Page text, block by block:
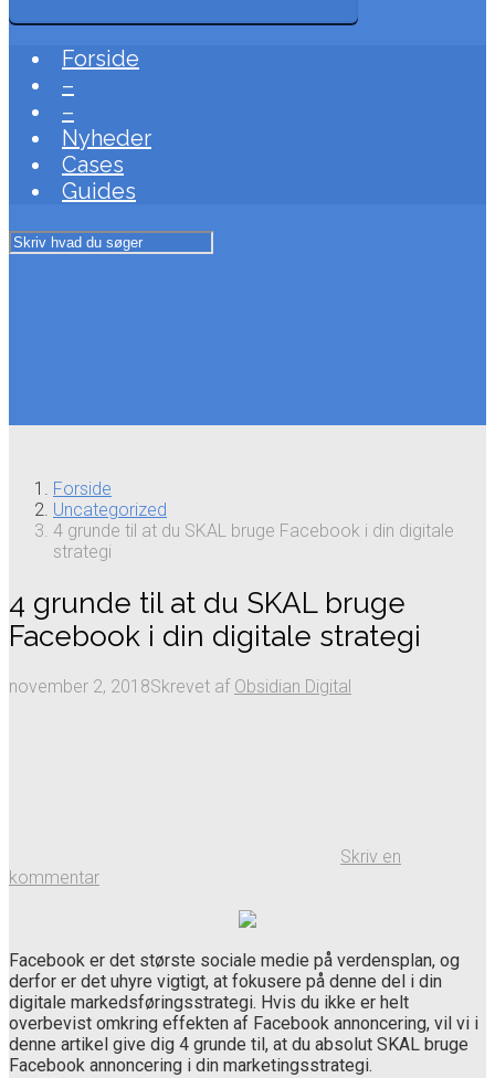
Forside
–
–
Nyheder
Cases
Guides
Forside
Uncategorized
4 grunde til at du SKAL bruge Facebook i din digitale
strategi
4 grunde til at du SKAL bruge
Facebook i din digitale strategi
november 2, 2018Skrevet af Obsidian Digital
Skriv en
kommentar
Facebook er det største sociale medie på verdensplan, og
derfor er det uhyre vigtigt, at fokusere på denne del i din
digitale markedsføringsstrategi. Hvis du ikke er helt
overbevist omkring effekten af Facebook annoncering, vil vi i
denne artikel give dig 4 grunde til, at du absolut SKAL bruge
Facebook annoncering i din marketingsstrategi.